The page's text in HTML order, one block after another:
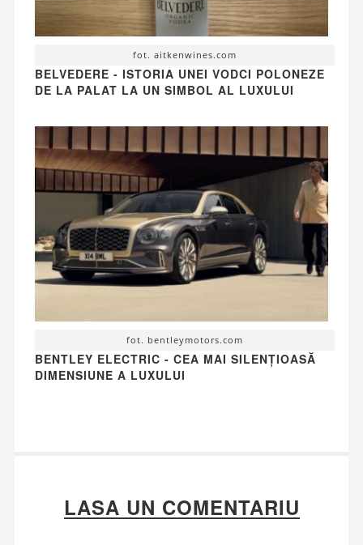
fot. aitkenwines.com
BELVEDERE - ISTORIA UNEI VODCI POLONEZE
DE LA PALAT LA UN SIMBOL AL LUXULUI
fot. bentleymotors.com
BENTLEY ELECTRIC - CEA MAI SILENȚIOASĂ
DIMENSIUNE A LUXULUI
LASA UN COMENTARIU